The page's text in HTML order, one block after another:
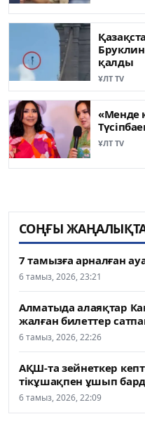
Бруклин
қалды
ҰЛТ TV
«Менде
ҰЛТ TV
СОҢҒЫ
7 тамызға арналған
6 тамыз, 2026, 23:21
Алматыда алаяқтар
жалған билеттер
6 тамыз, 2026, 22:26
АҚШ-та зейнеткер
тікұшақпен ұшып
6 тамыз, 2026, 22:09